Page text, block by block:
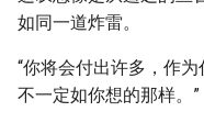
如同一道炸雷。
“你将会付出许多，作
不一定如你想的那样。”